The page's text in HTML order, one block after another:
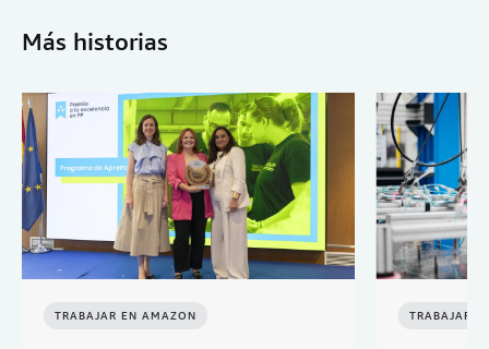
Más historias
TRABAJAR EN AMAZON TRABAJAR